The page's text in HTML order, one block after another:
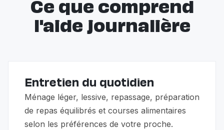
Ce que comprend
l'aide journalière
Entretien du quotidien
Ménage léger, lessive, repassage, préparation
de repas équilibrés et courses alimentaires
selon les préférences de votre proche.